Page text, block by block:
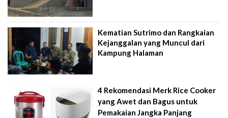
Kematian Sutrimo dan Rangkaian
Kejanggalan yang Muncul dari
Kampung Halaman
4 Rekomendasi Merk Rice Cooker
yang Awet dan Bagus untuk
Pemakaian Jangka Panjang